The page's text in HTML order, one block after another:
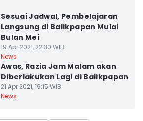
Sesuai Jadwal, Pembelajaran
Langsung di Balikpapan Mulai
Bulan Mei
19 Apr 2021, 22:30 WIB
News
Awas, Razia Jam Malam akan
Diberlakukan Lagi di Balikpapan
21 Apr 2021, 19:15 WIB
News